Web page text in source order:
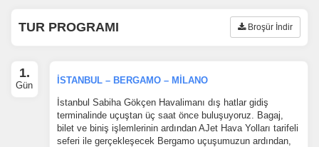
TUR PROGRAMI Broşür İndir
1.
Gün İSTANBUL – BERGAMO – MİLANO
İstanbul Sabiha Gökçen Havalimanı dış hatlar gidiş
terminalinde uçuştan üç saat önce buluşuyoruz. Bagaj,
bilet ve biniş işlemlerinin ardından AJet Hava Yolları tarifeli
seferi ile gerçekleşecek Bergamo uçuşumuzun ardından,